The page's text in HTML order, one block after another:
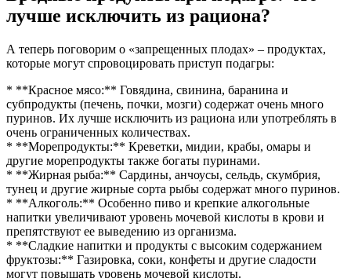
лучше исключить из рациона?
А теперь поговорим о «запрещенных плодах» – продуктах,
которые могут спровоцировать приступ подагры:
* **Красное мясо:** Говядина, свинина, баранина и
субпродукты (печень, почки, мозги) содержат очень много
пуринов. Их лучше исключить из рациона или употреблять в
очень ограниченных количествах.
* **Морепродукты:** Креветки, мидии, крабы, омары и
другие морепродукты также богаты пуринами.
* **Жирная рыба:** Сардины, анчоусы, сельдь, скумбрия,
тунец и другие жирные сорта рыбы содержат много пуринов.
* **Алкоголь:** Особенно пиво и крепкие алкогольные
напитки увеличивают уровень мочевой кислоты в крови и
препятствуют ее выведению из организма.
* **Сладкие напитки и продукты с высоким содержанием
фруктозы:** Газировка, соки, конфеты и другие сладости
могут повышать уровень мочевой кислоты.